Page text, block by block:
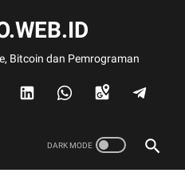
Bitcoin dan Pemrograman